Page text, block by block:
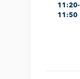
11:20-
11:50